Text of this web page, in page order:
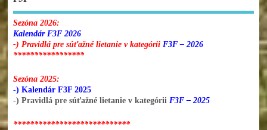
Sezóna 2026:
Kalendár F3F 2026
-) Pravidlá pre súťažné lietanie v kategórii F3F – 2026
*****************
Sezóna 2025:
-) Kalendár F3F 2025
-) Pravidlá pre súťažné lietanie v kategórii F3F – 2025
****************************